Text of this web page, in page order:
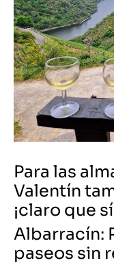
Para las
Valentín
¡claro que
Albarracín:
paseos sin